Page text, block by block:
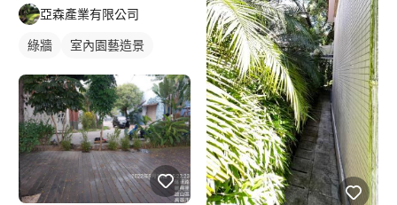
亞森產業有限公司
綠牆 室內園藝造景